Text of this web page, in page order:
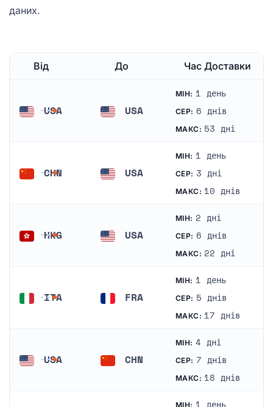
даних.
Від До Час Доставки
USA USA
Сполучені Штати Америки
МІН: 1 день
СЕР: 6 днів
МАКС: 53 дні
CHN USA
Сполучені Штати Америки
МІН: 1 день
СЕР: 3 дні
МАКС: 10 днів
HKG USA
Сполучені Штати Америки
МІН: 2 дні
СЕР: 6 днів
МАКС: 22 дні
ITA FRA
МІН: 1 день
СЕР: 5 днів
МАКС: 17 днів
USA CHN
МІН: 4 дні
СЕР: 7 днів
МАКС: 18 днів
МІН: 1 день